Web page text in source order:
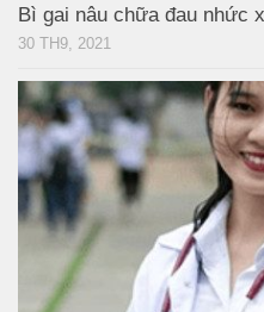
Bì gai nâu chữa đau nhức
30 TH9, 2021